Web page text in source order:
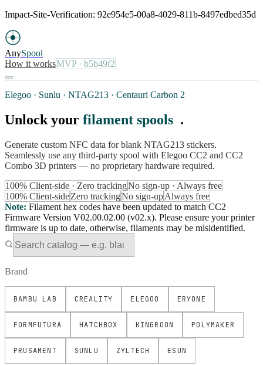
Impact-Site-Verification: 92e954e5-00a8-4029-811b-8497edbed35d
AnySpool
How it worksMVP· b5b49f2
Elegoo · Sunlu · NTAG213 · Centauri Carbon 2
Unlock your filament spools .
Generate custom NFC data for blank NTAG213 stickers.
Seamlessly use any third-party spool with Elegoo CC2 and CC2
Combo 3D printers — no proprietary hardware required.
100% Client-side · Zero trackingNo sign-up · Always free
100% Client-sideZero trackingNo sign-upAlways free
Note: Filament hex codes have been updated to match CC2
Firmware Version V02.00.02.00 (v02.x). Please ensure your printer
firmware is up to date, otherwise, filaments may be misidentified.
Brand
BAMBU LAB CREALITY ELEGOO ERYONE
FORMFUTURA HATCHBOX KINGROON POLYMAKER
PRUSAMENT SUNLU ZYLTECH ESUN